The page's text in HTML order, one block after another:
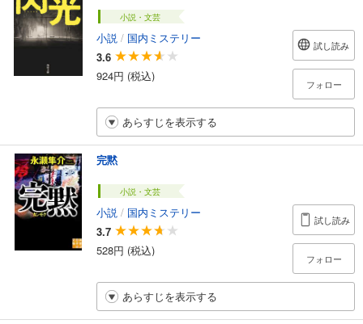
小説・文芸
小説 / 国内ミステリー
3.6
924円 (税込)
試し読み
フォロー
あらすじを表示する
完黙
小説・文芸
小説 / 国内ミステリー
3.7
528円 (税込)
試し読み
フォロー
あらすじを表示する